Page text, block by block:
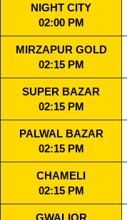
NIGHT CITY
02:00 PM
MIRZAPUR GOLD
02:15 PM
SUPER BAZAR
02:15 PM
PALWAL BAZAR
02:15 PM
CHAMELI
02:15 PM
GWALIOR